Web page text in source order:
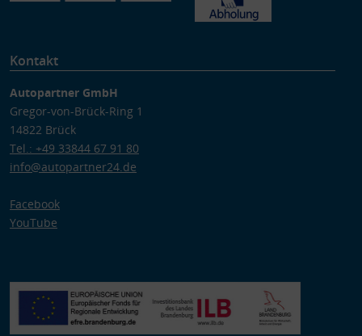
Kontakt
Autopartner GmbH
Gregor-von-Brück-Ring 1
14822 Brück
Tel.: +49 33844 67 91 80
info@autopartner24.de
Facebook
YouTube
Analyse von Zielgruppen durch Statistiken oder Kombinationen
Besondere Features:
Verwendung genauer Standortdaten
Endgeräteeigenschaften zur Identifikation aktiv abfragen